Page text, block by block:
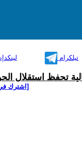
تيلكرام
تحفظ استقلال
[اشترك في